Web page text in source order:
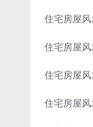
住宅房屋
住宅房屋
住宅房屋
住宅房屋